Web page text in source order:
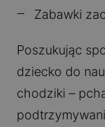
Zabawki
Poszukując
dziecko do
chodziki –